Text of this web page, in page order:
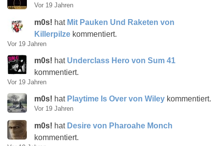
Vor 19 Jahren
m0s! hat Mit Pauken Und Raketen von
Killerpilze kommentiert.
Vor 19 Jahren
m0s! hat Underclass Hero von Sum 41
kommentiert.
Vor 19 Jahren
m0s! hat Playtime Is Over von Wiley kommentiert.
Vor 19 Jahren
m0s! hat Desire von Pharoahe Monch
kommentiert.